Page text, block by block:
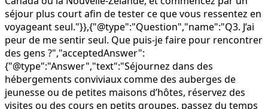
séjour plus court afin de tester ce que vous ressentez en
voyageant seul."}},{"@type":"Question","name":"Q3. J’ai
peur de me sentir seul. Que puis-je faire pour rencontrer
des gens ?","acceptedAnswer":
{"@type":"Answer","text":"Séjournez dans des
hébergements conviviaux comme des auberges de
jeunesse ou de petites maisons d’hôtes, réservez des
visites ou des cours en petits groupes, passez du temps